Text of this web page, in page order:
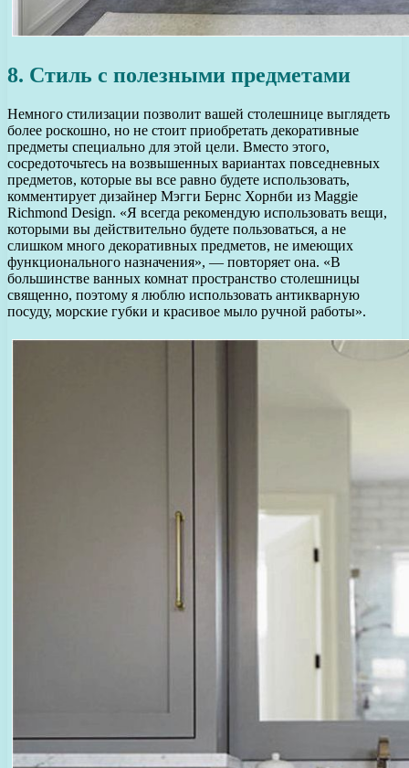
8. Стиль с полезными предметами
Немного стилизации позволит вашей столешнице выглядеть
более роскошно, но не стоит приобретать декоративные
предметы специально для этой цели. Вместо этого,
сосредоточьтесь на возвышенных вариантах повседневных
предметов, которые вы все равно будете использовать,
комментирует дизайнер Мэгги Бернс Хорнби из Maggie
Richmond Design. «Я всегда рекомендую использовать вещи,
которыми вы действительно будете пользоваться, а не
слишком много декоративных предметов, не имеющих
функционального назначения», — повторяет она. «В
большинстве ванных комнат пространство столешницы
священно, поэтому я люблю использовать антикварную
посуду, морские губки и красивое мыло ручной работы».